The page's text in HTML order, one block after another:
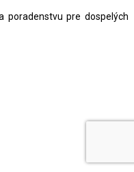
poradenstvu pre dospelých